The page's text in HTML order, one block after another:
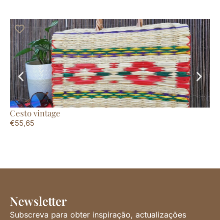
Cesto vintage
€55,65
Newsletter
Subscreva para obter inspiração, actualizações